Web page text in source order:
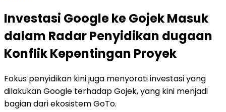
Investasi Google ke Gojek Masuk
dalam Radar Penyidikan dugaan
Konflik Kepentingan Proyek
Fokus penyidikan kini juga menyoroti investasi yang
dilakukan Google terhadap Gojek, yang kini menjadi
bagian dari ekosistem GoTo.